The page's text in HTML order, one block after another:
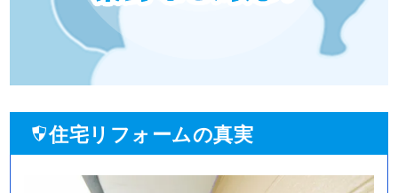
住宅リフォームの真実